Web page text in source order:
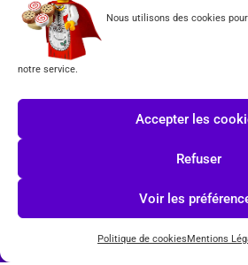
Nous utilisons des cookies
notre service.
Accepter les
Refuser
Voir les
Politique de cookiesMentions
Mentions légales |
Tous les produits vendus sur ce site sont fabriqués par LEGO
marque déposée par The LEGO Group. Les propriétaires des
INSCRIPTION À LA NEWSLETTER